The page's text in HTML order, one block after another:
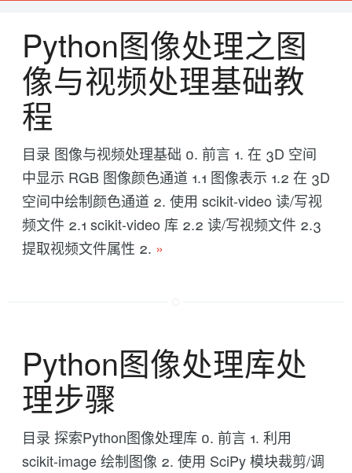
Python图像处理之图
像与视频处理基础教
程
目录 图像与视频处理基础 0. 前言 1. 在 3D 空间
中显示 RGB 图像颜色通道 1.1 图像表示 1.2 在 3D
空间中绘制颜色通道 2. 使用 scikit-video 读/写视
频文件 2.1 scikit-video 库 2.2 读/写视频文件 2.3
提取视频文件属性 2. »
Python图像处理库处
理步骤
目录 探索Python图像处理库 0. 前言 1. 利用
scikit-image 绘制图像 2. 使用 SciPy 模块裁剪/调